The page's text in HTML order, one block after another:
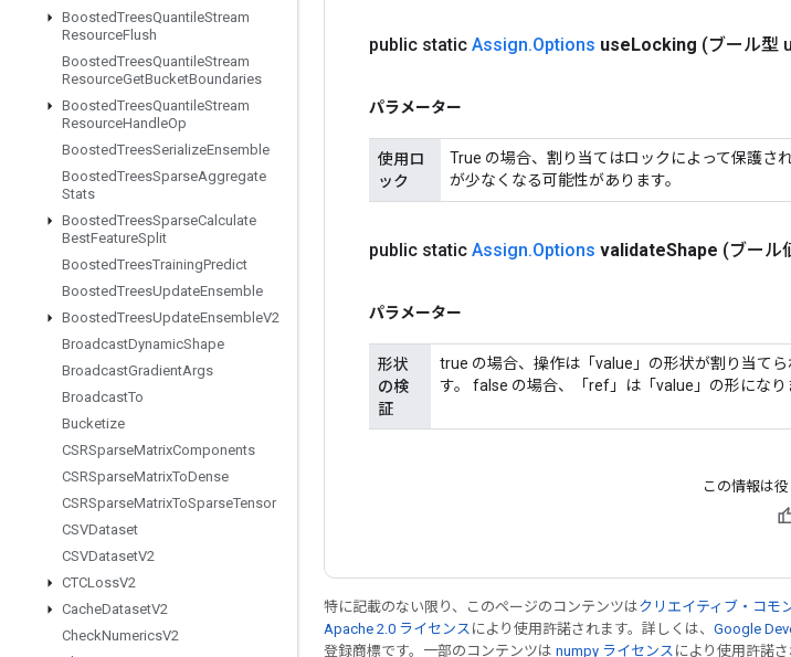
BoostedTreesQuantileStream
ResourceFlush
BoostedTreesQuantileStream
ResourceGetBucketBoundaries
BoostedTreesQuantileStream
ResourceHandleOp
BoostedTreesSerializeEnsemble
BoostedTreesSparseAggregate
Stats
BoostedTreesSparseCalculate
BestFeatureSplit
BoostedTreesTrainingPredict
BoostedTreesUpdateEnsemble
BoostedTreesUpdateEnsembleV2
BroadcastDynamicShape
BroadcastGradientArgs
BroadcastTo
Bucketize
CSRSparseMatrixComponents
CSRSparseMatrixToDense
CSRSparseMatrixToSparseTensor
CSVDataset
CSVDatasetV2
CTCLossV2
CacheDatasetV2
CheckNumericsV2
public static Assign.Options useLocking (ブール型
パラメーター
使用ロ
ック
True の場合、割り当てはロックによって保護さ
が少なくなる可能性があります。
public static Assign.Options validateShape (ブール
パラメーター
形状
の検
証
true の場合、操作は「value」の形状が割り当て
す。 false の場合、「ref」は「value」の形になり
この情報は
特に記載のない限り、このページのコンテンツはクリエイティブ・コモ
Apache 2.0 ライセンス により使用許諾されます。詳しくは、 Google
登録商標です。一部のコンテンツは numpy ライセンス により使用許諾さ